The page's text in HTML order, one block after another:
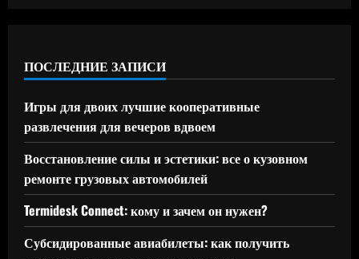
ПОСЛЕДНИЕ ЗАПИСИ
Игры для двоих лучшие кооперативные
развлечения для вечеров вдвоем
Восстановление силы и эстетики: все о кузовном
ремонте грузовых автомобилей
Termidesk Connect: кому и зачем он нужен?
Субсидированные авиабилеты: как получить